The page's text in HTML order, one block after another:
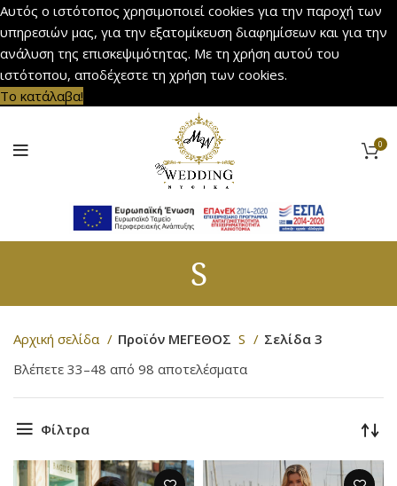
Αυτός ο ιστότοπος χρησιμοποιεί cookies για την παροχή των
υπηρεσιών μας, για την εξατομίκευση διαφημίσεων και για την
ανάλυση της επισκεψιμότητας. Με τη χρήση αυτού του
ιστότοπου, αποδέχεστε τη χρήση των cookies.
Το κατάλαβα!
0
S
Αρχική σελίδα Προϊόν ΜΕΓΕΘΟΣ S
Σελίδα 3
Βλέπετε 33–48 από 98 αποτελέσματα
Φίλτρα